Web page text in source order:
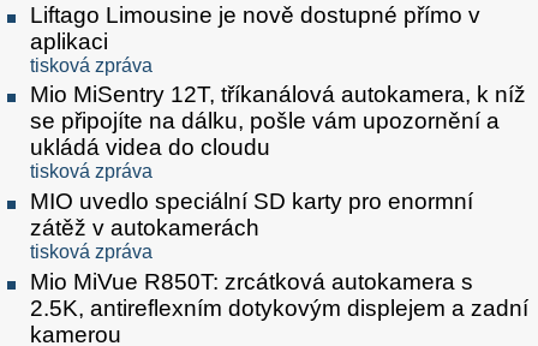
Liftago Limousine je nově dostupné přímo v
aplikaci
tisková zpráva
Mio MiSentry 12T, tříkanálová autokamera, k níž
se připojíte na dálku, pošle vám upozornění a
ukládá videa do cloudu
tisková zpráva
MIO uvedlo speciální SD karty pro enormní
zátěž v autokamerách
tisková zpráva
Mio MiVue R850T: zrcátková autokamera s
2.5K, antireflexním dotykovým displejem a zadní
kamerou